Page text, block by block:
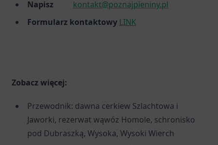
Napisz kontakt@poznajpieniny.pl
Formularz kontaktowy LINK
Zobacz więcej:
Przewodnik: dawna cerkiew Szlachtowa i
Jaworki, rezerwat wąwóz Homole, schronisko
pod Dubraszką, Wysoka, Wysoki Wierch